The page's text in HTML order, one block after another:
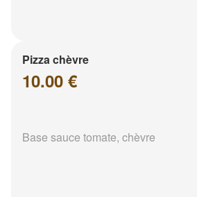
Pizza chèvre
10.00 €
Base sauce tomate, chèvre